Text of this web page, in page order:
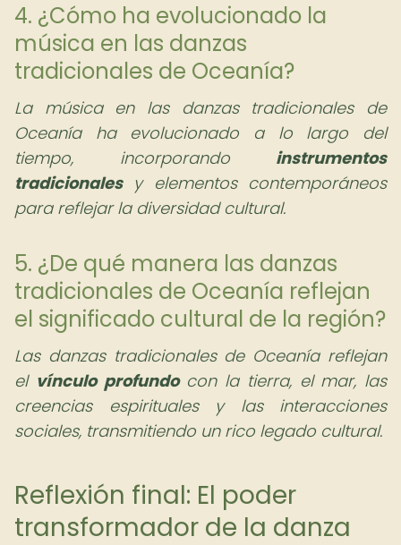
4. ¿Cómo ha evolucionado la
música en las danzas
tradicionales de Oceanía?
La música en las danzas tradicionales de
Oceanía ha evolucionado a lo largo del
tiempo, incorporando instrumentos
tradicionalesy elementos contemporáneos
para reflejar la diversidad cultural.
5. ¿De qué manera las danzas
tradicionales de Oceanía reflejan
el significado cultural de la región?
Las danzas tradicionales de Oceanía reflejan
el vínculo profundocon la tierra, el mar, las
creencias espirituales y las interacciones
sociales, transmitiendo un rico legado cultural.
Reflexión final: El poder
transformador de la danza